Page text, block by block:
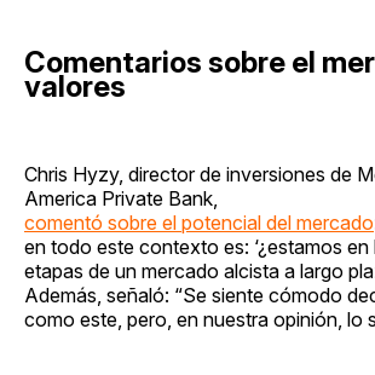
Comentarios sobre el
valores
Chris Hyzy, director de inversiones de
America Private Bank,
comentó sobre el potencial del mercado
en todo este contexto es: ‘¿estamos en
etapas de un mercado alcista a largo
Además, señaló: “Se siente cómodo
como este, pero, en nuestra opinión, lo